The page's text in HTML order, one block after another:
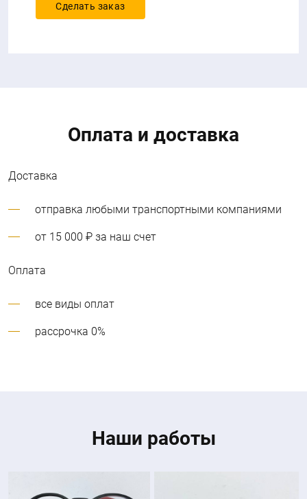
Сделать заказ
Оплата и доставка
Доставка
отправка любыми транспортными компаниями
от 15 000 ₽ за наш счет
Оплата
все виды оплат
рассрочка 0%
Наши работы